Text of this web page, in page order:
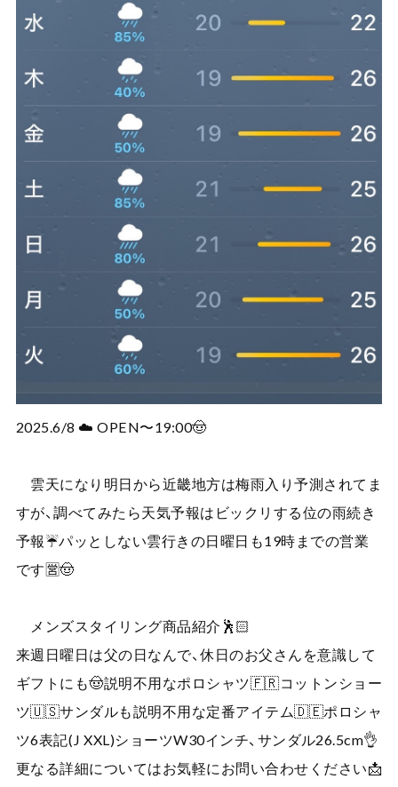
2025.6/8 ☁️ OPEN〜19:00🤠
雲天になり明日から近畿地方は梅雨入り予測されてま
すが、調べてみたら天気予報はビックリする位の雨続き
予報☔️パッとしない雲行きの日曜日も19時までの営業
です🈺🤠
メンズスタイリング商品紹介🕺🏻
来週日曜日は父の日なんで、休日のお父さんを意識して
ギフトにも🤠説明不用なポロシャツ🇫🇷コットンショー
ツ🇺🇸サンダルも説明不用な定番アイテム🇩🇪ポロシャ
ツ6表記(J XXL)ショーツW30インチ、サンダル26.5cm👌
更なる詳細についてはお気軽にお問い合わせください📩